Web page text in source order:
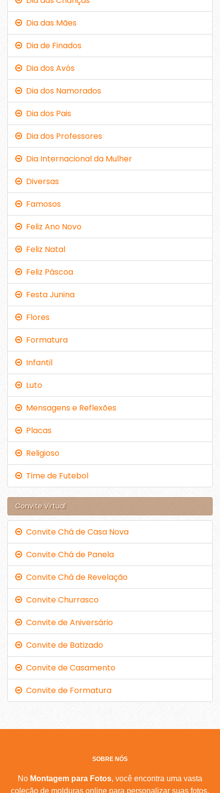
Dia das Mães
Dia de Finados
Dia dos Avós
Dia dos Namorados
Dia dos Pais
Dia dos Professores
Dia Internacional da Mulher
Diversas
Famosos
Feliz Ano Novo
Feliz Natal
Feliz Páscoa
Festa Junina
Flores
Formatura
Infantil
Luto
Mensagens e Reflexões
Placas
Religioso
Time de Futebol
Convite Virtual
Convite Chá de Casa Nova
Convite Chá de Panela
Convite Chá de Revelação
Convite Churrasco
Convite de Aniversário
Convite de Batizado
Convite de Casamento
Convite de Formatura
SOBRE NÓS
No Montagem para Fotos, você encontra uma vasta
coleção de molduras online para personalizar suas fotos.